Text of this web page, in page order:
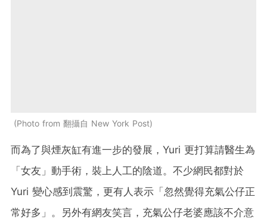
Photo from 翻攝自 New York Post
而為了與煙灰缸有進一步的發展，Yuri 更打算請醫生為
「女友」動手術，裝上人工的陰道。不少網民都對於
Yuri 變心感到震驚，更有人表示「忽然覺得充氣公仔正
常好多」。另外有網友笑言，充氣公仔老婆應該不介意